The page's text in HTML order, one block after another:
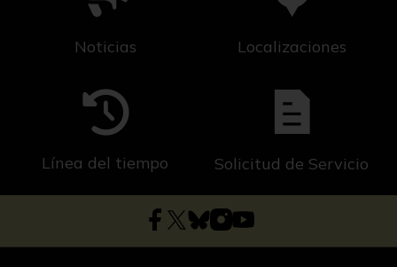
Noticias Localizaciones
Línea del tiempo Solicitud de Servicio